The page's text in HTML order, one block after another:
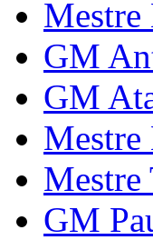
GM
GM
Mestre
GM